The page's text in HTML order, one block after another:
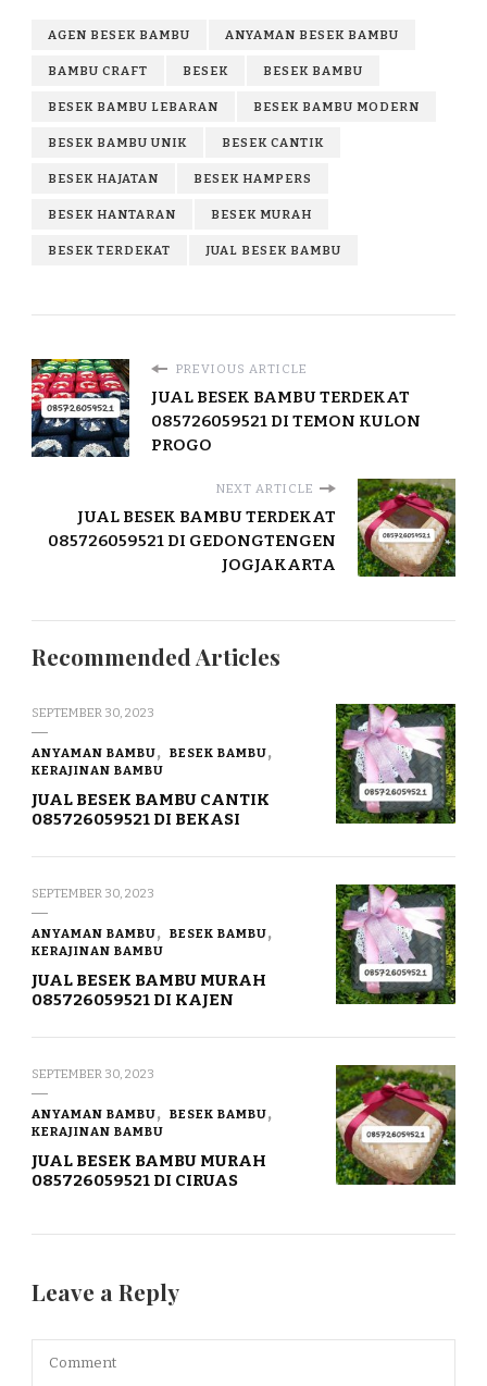
AGEN BESEK BAMBU ANYAMAN BESEK BAMBU
BAMBU CRAFT BESEK BESEK BAMBU
BESEK BAMBU LEBARAN BESEK BAMBU MODERN
BESEK BAMBU UNIK BESEK CANTIK
BESEK HAJATAN BESEK HAMPERS
BESEK HANTARAN BESEK MURAH
BESEK TERDEKAT JUAL BESEK BAMBU
PREVIOUS ARTICLE
JUAL BESEK BAMBU TERDEKAT
085726059521 DI TEMON KULON
PROGO
NEXT ARTICLE
JUAL BESEK BAMBU TERDEKAT
085726059521 DI GEDONGTENGEN
JOGJAKARTA
Recommended Articles
SEPTEMBER 30, 2023
ANYAMAN BAMBU
BESEK BAMBU
KERAJINAN BAMBU
JUAL BESEK BAMBU CANTIK
085726059521 DI BEKASI
SEPTEMBER 30, 2023
ANYAMAN BAMBU
BESEK BAMBU
KERAJINAN BAMBU
JUAL BESEK BAMBU MURAH
085726059521 DI KAJEN
SEPTEMBER 30, 2023
ANYAMAN BAMBU
BESEK BAMBU
KERAJINAN BAMBU
JUAL BESEK BAMBU MURAH
085726059521 DI CIRUAS
Leave a Reply